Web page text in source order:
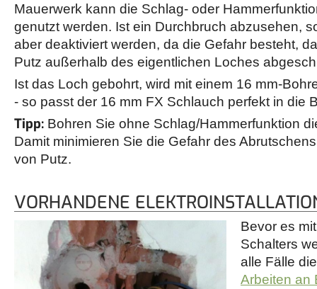
Mauerwerk kann die Schlag- oder
genutzt werden. Ist ein Durchbruch abzusehen,
aber deaktiviert werden, da die Gefahr besteht,
Putz außerhalb des eigentlichen Loches
Ist das Loch gebohrt, wird mit einem 16 mm-
- so passt der 16 mm FX Schlauch perfekt in die
Tipp: Bohren Sie ohne Schlag/Hammerfunktion
Damit minimieren Sie die Gefahr des
von Putz.
VORHANDENE
Bevor es
Schalters
alle Fälle
Arbeiten an